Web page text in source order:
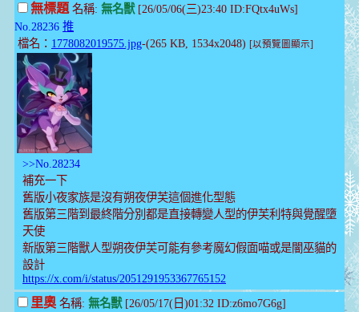
無標題名稱: 無名獸[26/05/06(三)23:40 ID:FQtx4uWs]
No.28236 推
檔名： 1778082019575.jpg-(265 KB, 1534x2048) [以預覽圖顯示]
>>No.28234
補充一下
舊版小夜家族是沒有朔夜伊芙這個進化型態
舊版第三階到最終階分別都是直接轉變人型的伊芙利特與覺醒墮
天使
新版第三階獸人型朔夜伊芙可能有參考魔幻假面喵或是闇巫貓的
設計
https://x.com/i/status/2051291953367765152
里奧 名稱: 無名獸[26/05/17(日)01:32 ID:z6mo7G6g]